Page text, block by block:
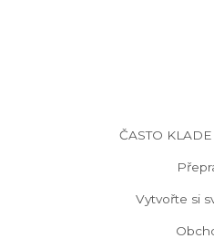
ČASTO
Vytvořte si